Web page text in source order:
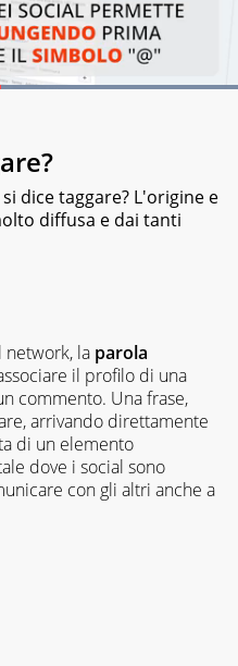
:100.00%
dice taggare? L'origine e
diffusa e dai tanti
network, la parola
il profilo di una
commento. Una frase,
arrivando direttamente
di un elemento
dove i social sono
con gli altri anche a